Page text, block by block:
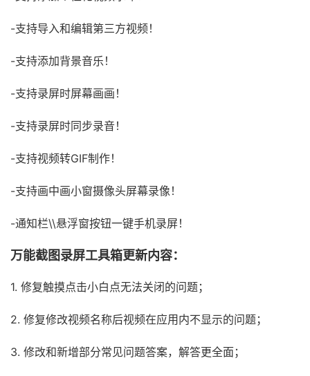
-支持导入和编辑第三方视频！
-支持添加背景音乐！
-支持录屏时屏幕画画！
-支持录屏时同步录音！
-支持视频转GIF制作！
-支持画中画小窗摄像头屏幕录像！
-通知栏\\悬浮窗按钮一键手机录屏！
万能截图录屏工具箱更新内容：
1. 修复触摸点击小白点无法关闭的问题；
2. 修复修改视频名称后视频在应用内不显示的问题；
3. 修改和新增部分常见问题答案，解答更全面；